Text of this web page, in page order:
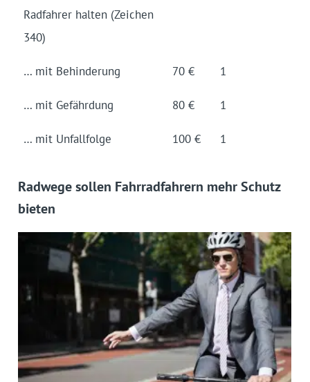
Radfahrer halten (Zeichen
340)
… mit Behinderung 70 € 1
… mit Gefährdung 80 € 1
… mit Unfallfolge 100 € 1
Radwege sollen Fahrradfahrern mehr Schutz
bieten